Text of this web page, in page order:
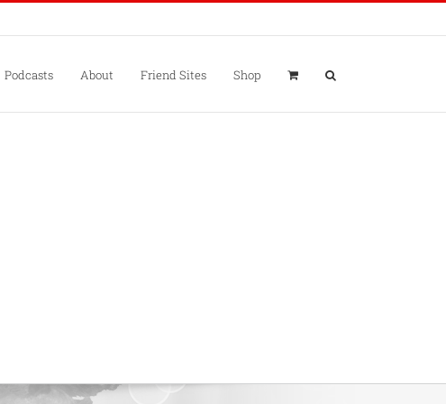
Podcasts About Friend Sites Shop